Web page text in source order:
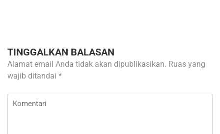
TINGGALKAN BALASAN
Alamat email Anda tidak akan dipublikasikan. Ruas yang
wajib ditandai *
Komentari